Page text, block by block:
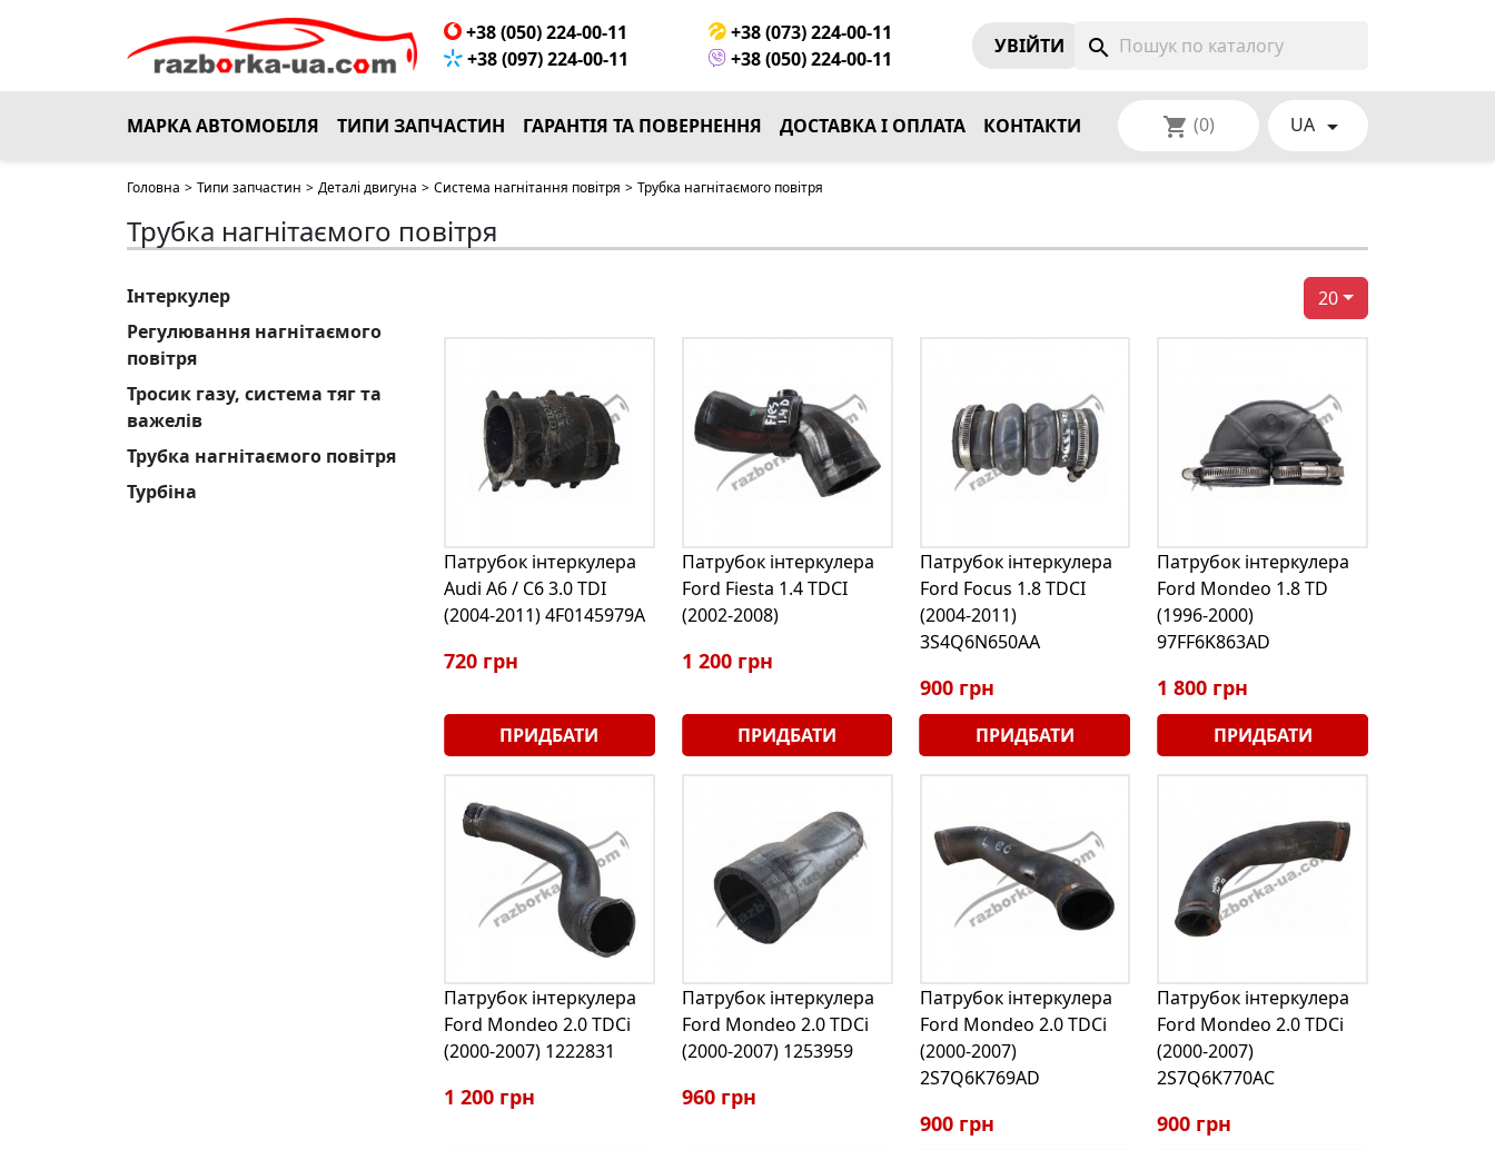
+38 (050) 224-00-11
+38 (073) 224-00-11
+38 (097) 224-00-11
+38 (050) 224-00-11
УВIЙТИ search
МАРКА АВТОМОБІЛЯ ТИПИ ЗАПЧАСТИН ГАРАНТІЯ ТА ПОВЕРНЕННЯ ДОСТАВКА І ОПЛАТА КОНТАКТИ shopping_cart (0) UA 
Головна > Типи запчастин > Деталі двигуна > Система нагнітання повітря > Трубка нагнітаємого повітря
Трубка нагнітаємого повітря
Інтеркулер
Регулювання нагнітаємого
повітря
Тросик газу, система тяг та
важелів
Трубка нагнітаємого повітря
Турбіна
20
Патрубок інтеркулера
Audi A6 / C6 3.0 TDI
(2004-2011) 4F0145979A
720 грн
ПРИДБАТИ
Патрубок інтеркулера
Ford Fiesta 1.4 TDCI
(2002-2008)
1 200 грн
ПРИДБАТИ
Патрубок інтеркулера
Ford Focus 1.8 TDCI
(2004-2011)
3S4Q6N650AA
900 грн
ПРИДБАТИ
Патрубок інтеркулера
Ford Mondeo 1.8 TD
(1996-2000)
97FF6K863AD
1 800 грн
ПРИДБАТИ
Патрубок інтеркулера
Ford Mondeo 2.0 TDCi
(2000-2007) 1222831
1 200 грн
Патрубок інтеркулера
Ford Mondeo 2.0 TDCi
(2000-2007) 1253959
960 грн
Патрубок інтеркулера
Ford Mondeo 2.0 TDCi
(2000-2007)
2S7Q6K769AD
900 грн
Патрубок інтеркулера
Ford Mondeo 2.0 TDCi
(2000-2007)
2S7Q6K770AC
900 грн